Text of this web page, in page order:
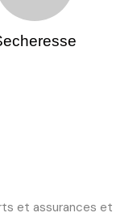
et assurances et